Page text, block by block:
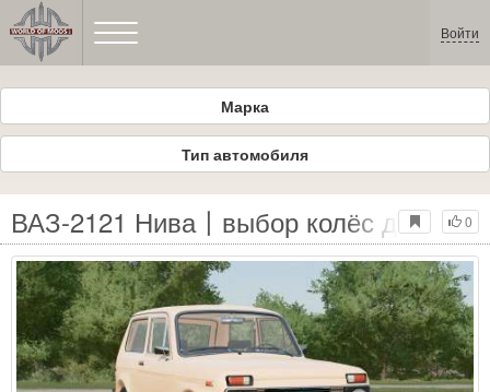
Войти
Марка
Тип автомобиля
0
ВАЗ-2121 Нива〡выбор колёс для